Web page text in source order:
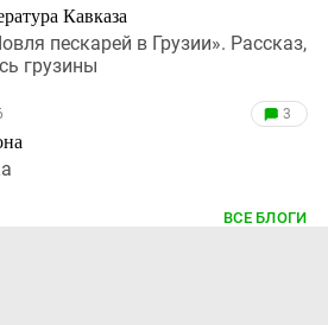
Кавказа
пескарей в Грузии». Рассказ,
грузины
3
ВСЕ БЛОГИ